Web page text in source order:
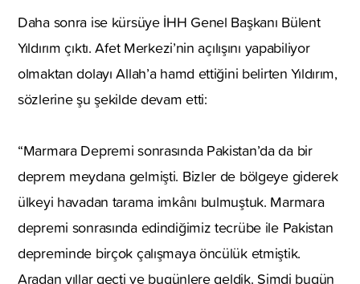
Daha sonra ise kürsüye İHH Genel Başkanı Bülent
Yıldırım çıktı. Afet Merkezi’nin açılışını yapabiliyor
olmaktan dolayı Allah’a hamd ettiğini belirten Yıldırım,
sözlerine şu şekilde devam etti:
“Marmara Depremi sonrasında Pakistan’da da bir
deprem meydana gelmişti. Bizler de bölgeye giderek
ülkeyi havadan tarama imkânı bulmuştuk. Marmara
depremi sonrasında edindiğimiz tecrübe ile Pakistan
depreminde birçok çalışmaya öncülük etmiştik.
Aradan yıllar geçti ve bugünlere geldik. Şimdi bugün